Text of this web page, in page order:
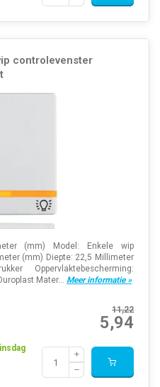
controlevenster
(mm) Model: Enkele wip
(mm) Diepte: 22,5 Millimeter
Oppervlaktebescherming:
Mater... Meer informatie »
11,22
5,94